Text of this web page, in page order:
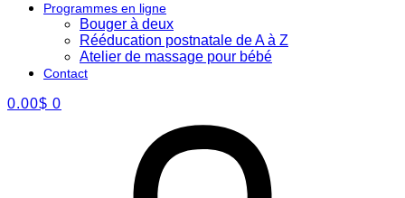
Programmes en ligne
Bouger à deux
Rééducation postnatale de A à Z
Atelier de massage pour bébé
Contact
0.00$ 0